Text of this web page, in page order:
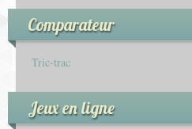
Comparateur
Tric-trac
Jeux en ligne